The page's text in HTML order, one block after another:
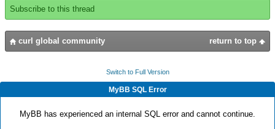
}
{if {regexp-match? |"\D"|, tf.value}
{tf.undo}
else
},
{on AttachEvent do
}
Subscribe to this thread
return to top
curl global community
Switch to Full Version
MyBB SQL Error
MyBB has experienced an internal SQL error and cannot continue.